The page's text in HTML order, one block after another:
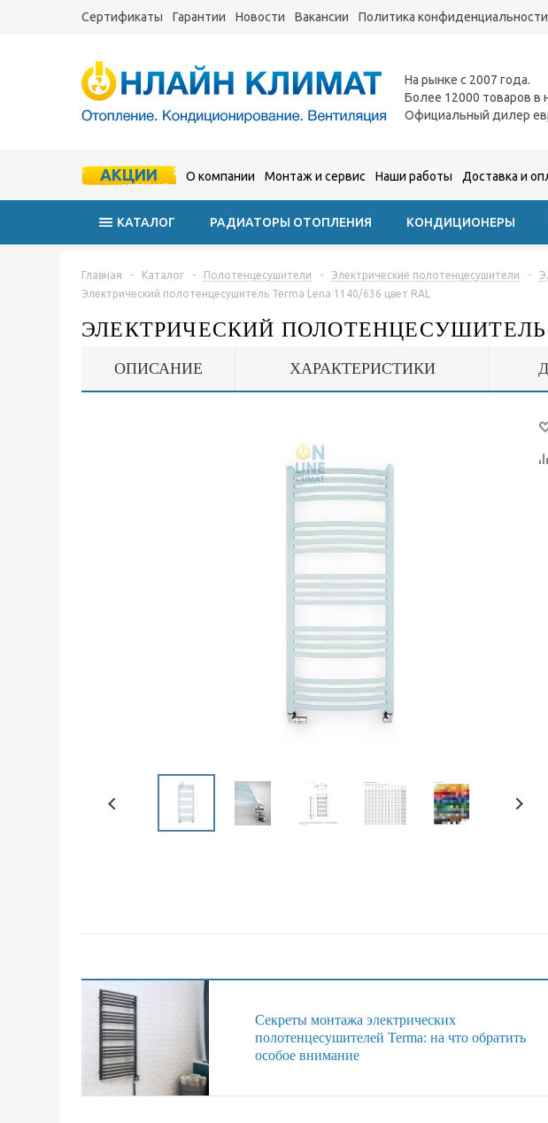
Сертификаты Гарантии Новости Вакансии Политика конфиденциальности
На рынке с 2007 года.
Более 12000 товаров в
Официальный дилер
АКЦИИ О компании Монтаж и сервис Наши работы Доставка и
КАТАЛОГ РАДИАТОРЫ ОТОПЛЕНИЯ КОНДИЦИОНЕРЫ
Главная - Каталог - Полотенцесушители - Электрические полотенцесушители -
Электрический полотенцесушитель Terma Lena 1140/636 цвет RAL
ЭЛЕКТРИЧЕСКИЙ ПОЛОТЕНЦЕСУШИТЕЛЬ
ОПИСАНИЕ ХАРАКТЕРИСТИКИ
Секреты монтажа электрических
полотенцесушителей Terma: на что обратить
особое внимание